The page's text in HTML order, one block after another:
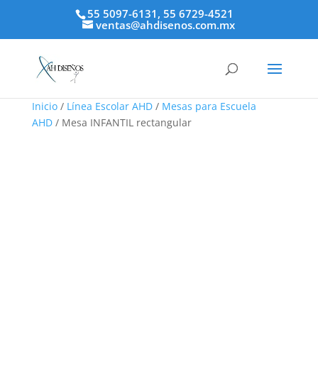
55 5097-6131, 55 6729-4521
ventas@ahdisenos.com.mx
Inicio/ Línea Escolar AHD/ Mesas para Escuela
AHD/ Mesa INFANTIL rectangular